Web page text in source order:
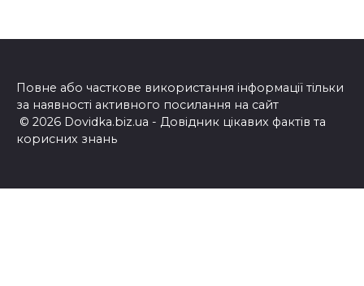
Повне або часткове використання інформації тільки
за наявності активного посилання на сайт
© 2026 Dovidka.biz.ua - Довідник цікавих фактів та
корисних знань